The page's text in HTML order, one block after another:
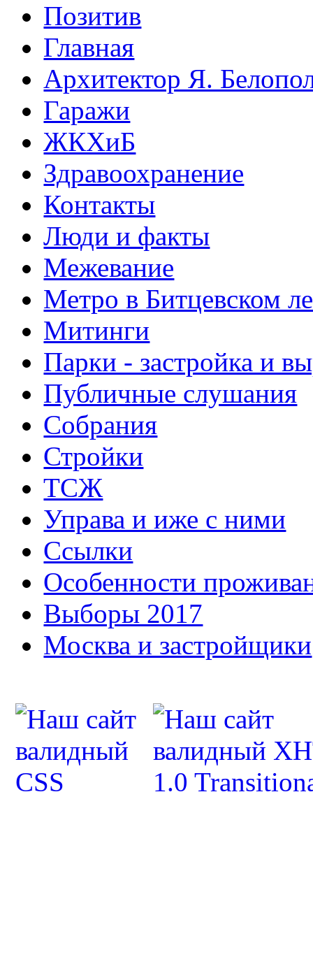
Позитив
Главная
Архитектор Я.
Гаражи
ЖКХиБ
Здравоохранение
Контакты
Люди и факты
Межевание
Метро в Битцевском
Митинги
Парки - застройка и
Публичные слушания
Собрания
Стройки
ТСЖ
Управа и иже с ними
Ссылки
Особенности
Выборы 2017
Москва и застройщики